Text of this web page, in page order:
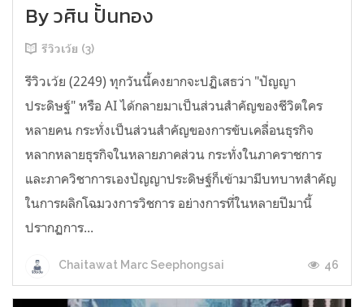
By วศิน ปั้นทอง
รีวิวเว้ย (3)
รีวิวเว้ย (2249) ทุกวันนี้คงยากจะปฏิเสธว่า "ปัญญา
ประดิษฐ์" หรือ AI ได้กลายมาเป็นส่วนสำคัญของชีวิตใคร
หลายคน กระทั่งเป็นส่วนสำคัญของการขับเคลื่อนธุรกิจ
หลากหลายธุรกิจในหลายภาคส่วน กระทั่งในภาคราชการ
และภาควิชาการเองปัญญาประดิษฐ์ก็เข้ามามีบทบาทสำคัญ
ในการผลิกโฉมวงการวิชการ อย่างการที่ในหลายปีมานี้
ปรากฏการ...
Chaitawat Marc Seephongsai 46